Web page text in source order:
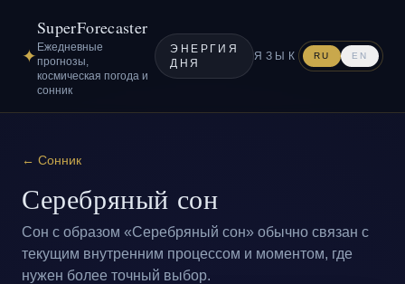
✦
SuperForecaster
Ежедневные
прогнозы,
космическая погода и
сонник
ЭНЕРГИЯ
ДНЯ
ЯЗЫК RU EN
← Сонник
Серебряный сон
Сон с образом «Серебряный сон» обычно связан с
текущим внутренним процессом и моментом, где
нужен более точный выбор.